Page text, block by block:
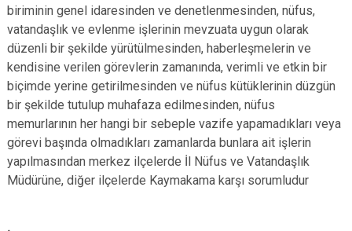
biriminin genel idaresinden ve denetlenmesinden, nüfus,
vatandaşlık ve evlenme işlerinin mevzuata uygun olarak
düzenli bir şekilde yürütülmesinden, haberleşmelerin ve
kendisine verilen görevlerin zamanında, verimli ve etkin bir
biçimde yerine getirilmesinden ve nüfus kütüklerinin düzgün
bir şekilde tutulup muhafaza edilmesinden, nüfus
memurlarının her hangi bir sebeple vazife yapamadıkları veya
görevi başında olmadıkları zamanlarda bunlara ait işlerin
yapılmasından merkez ilçelerde İl Nüfus ve Vatandaşlık
Müdürüne, diğer ilçelerde Kaymakama karşı sorumludur